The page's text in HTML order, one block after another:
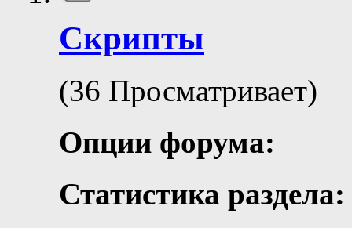
Скрипты
(36 Просматривает)
Опции форума:
Статистика раздела: